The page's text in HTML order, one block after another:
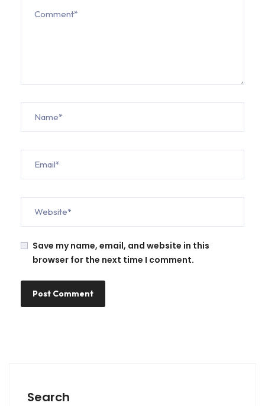
Save my name, email, and website in this
browser for the next time I comment.
Search